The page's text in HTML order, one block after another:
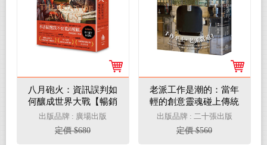
八月砲火：資訊誤判如
何釀成世界大戰【暢銷
經典60週年紀念版】
出版品牌 : 廣場出版
定價 $680
老派工作是潮的：當年
輕的創意靈魂碰上傳統
的職人手作（全新修訂
版）
出版品牌 : 二十張出版
定價 $560